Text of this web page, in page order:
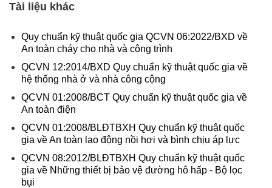
Tài liệu khác
Quy chuẩn kỹ thuật quốc gia QCVN 06:2022/BXD về
An toàn cháy cho nhà và công trình
QCVN 12:2014/BXD Quy chuẩn kỹ thuật quốc gia về
hệ thống nhà ở và nhà công cộng
QCVN 01:2008/BCT Quy chuẩn kỹ thuật quốc gia về
An toàn điện
QCVN 01:2008/BLĐTBXH Quy chuẩn kỹ thuật quốc
gia về An toàn lao động nồi hơi và bình chịu áp lực
QCVN 08:2012/BLĐTBXH Quy chuẩn kỹ thuật quốc
gia về Những thiết bị bảo vệ đường hô hấp - Bộ lọc
bụi